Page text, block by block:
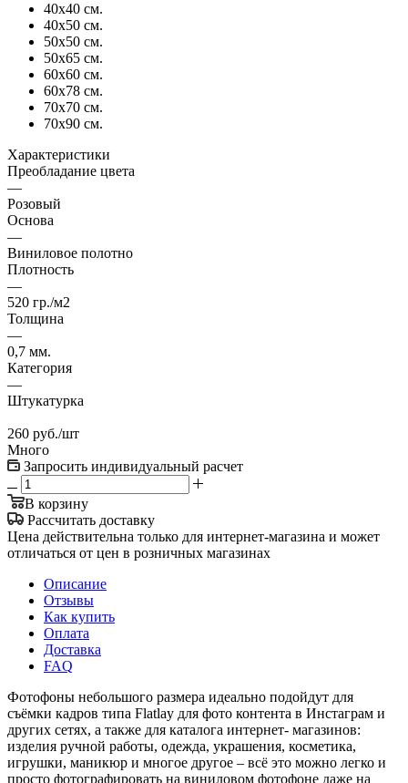
40х40 см.
40х50 см.
50х50 см.
50х65 см.
60х60 см.
60х78 см.
70х70 см.
70х90 см.
Характеристики
Преобладание цвета
—
Розовый
Основа
—
Виниловое полотно
Плотность
—
520 гр./м2
Толщина
—
0,7 мм.
Категория
—
Штукатурка
260 руб./шт
Много
Запросить индивидуальный расчет
В корзину
Рассчитать доставку
Цена действительна только для интернет-магазина и может
отличаться от цен в розничных магазинах
Описание
Отзывы
Как купить
Оплата
Доставка
FAQ
Фотофоны небольшого размера идеально подойдут для
съёмки кадров типа Flatlay для фото контента в Инстаграм и
других сетях, а также для каталога интернет- магазинов:
изделия ручной работы, одежда, украшения, косметика,
игрушки, маникюр и многое другое – всё это можно легко и
просто фотографировать на виниловом фотофоне даже на